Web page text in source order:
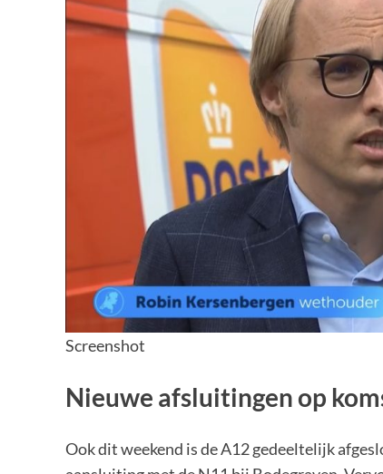
Screenshot
Nieuwe afsluitingen op
Ook dit weekend is de A12 gedeeltelijk